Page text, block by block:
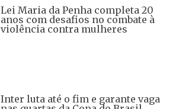
Lei Maria da Penha completa 20
anos com desafios no combate à
violência contra mulheres
Inter luta até o fim e garante vaga